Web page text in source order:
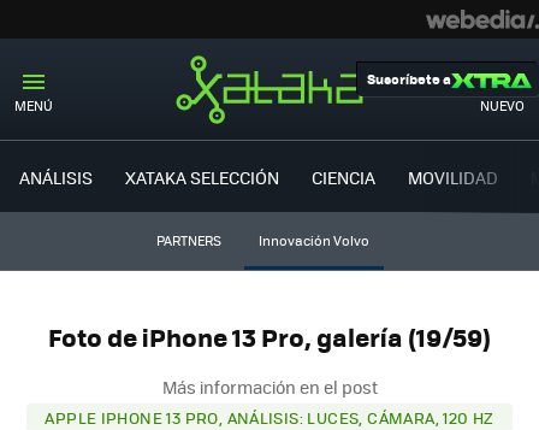
MENÚ NUEVO
Suscríbete a
ANÁLISIS XATAKA SELECCIÓN CIENCIA MOVILIDAD
PARTNERS Innovación Volvo
Foto de iPhone 13 Pro, galería (19/59)
Más información en el post
APPLE IPHONE 13 PRO, ANÁLISIS: LUCES, CÁMARA, 120 HZ